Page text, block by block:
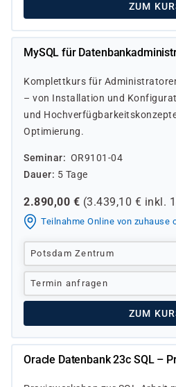
ZUM
MySQL für
Komplettkurs für
– von Installation und
und
Optimierung.
Seminar
OR9101-04
Dauer
5 Tage
2.890,00 € (3.439,10 € inkl.
Teilnahme Online von zuhause
Potsdam Zentrum
Termin anfragen
ZUM
Oracle Datenbank 23c SQL –